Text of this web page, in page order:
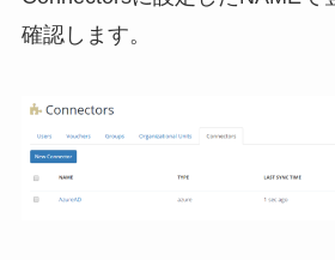
確認します。